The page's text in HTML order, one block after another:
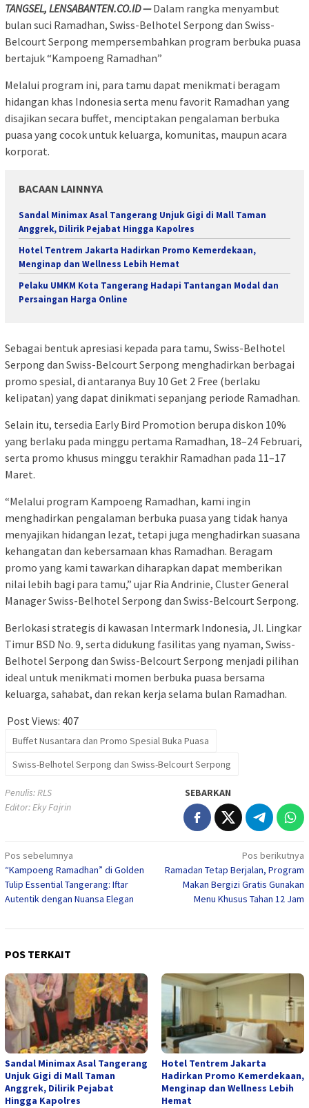
TANGSEL, LENSABANTEN.CO.ID — Dalam rangka menyambut
bulan suci Ramadhan, Swiss-Belhotel Serpong dan Swiss-
Belcourt Serpong mempersembahkan program berbuka puasa
bertajuk “Kampoeng Ramadhan”
Melalui program ini, para tamu dapat menikmati beragam
hidangan khas Indonesia serta menu favorit Ramadhan yang
disajikan secara buffet, menciptakan pengalaman berbuka
puasa yang cocok untuk keluarga, komunitas, maupun acara
korporat.
BACAAN LAINNYA
Sandal Minimax Asal Tangerang Unjuk Gigi di Mall Taman
Anggrek, Dilirik Pejabat Hingga Kapolres
Hotel Tentrem Jakarta Hadirkan Promo Kemerdekaan,
Menginap dan Wellness Lebih Hemat
Pelaku UMKM Kota Tangerang Hadapi Tantangan Modal dan
Persaingan Harga Online
Sebagai bentuk apresiasi kepada para tamu, Swiss-Belhotel
Serpong dan Swiss-Belcourt Serpong menghadirkan berbagai
promo spesial, di antaranya Buy 10 Get 2 Free (berlaku
kelipatan) yang dapat dinikmati sepanjang periode Ramadhan.
Selain itu, tersedia Early Bird Promotion berupa diskon 10%
yang berlaku pada minggu pertama Ramadhan, 18–24 Februari,
serta promo khusus minggu terakhir Ramadhan pada 11–17
Maret.
“Melalui program Kampoeng Ramadhan, kami ingin
menghadirkan pengalaman berbuka puasa yang tidak hanya
menyajikan hidangan lezat, tetapi juga menghadirkan suasana
kehangatan dan kebersamaan khas Ramadhan. Beragam
promo yang kami tawarkan diharapkan dapat memberikan
nilai lebih bagi para tamu,” ujar Ria Andrinie, Cluster General
Manager Swiss-Belhotel Serpong dan Swiss-Belcourt Serpong.
Berlokasi strategis di kawasan Intermark Indonesia, Jl. Lingkar
Timur BSD No. 9, serta didukung fasilitas yang nyaman, Swiss-
Belhotel Serpong dan Swiss-Belcourt Serpong menjadi pilihan
ideal untuk menikmati momen berbuka puasa bersama
keluarga, sahabat, dan rekan kerja selama bulan Ramadhan.
Post Views: 407
Buffet Nusantara dan Promo Spesial Buka Puasa
Swiss-Belhotel Serpong dan Swiss-Belcourt Serpong
Penulis: RLS
Editor: Eky Fajrin
SEBARKAN
Navigasi
pos
Pos sebelumnya
“Kampoeng Ramadhan” di Golden
Tulip Essential Tangerang: Iftar
Autentik dengan Nuansa Elegan
Pos berikutnya
Ramadan Tetap Berjalan, Program
Makan Bergizi Gratis Gunakan
Menu Khusus Tahan 12 Jam
POS TERKAIT
Sandal Minimax Asal Tangerang
Unjuk Gigi di Mall Taman
Anggrek, Dilirik Pejabat
Hingga Kapolres
Hotel Tentrem Jakarta
Hadirkan Promo Kemerdekaan,
Menginap dan Wellness Lebih
Hemat